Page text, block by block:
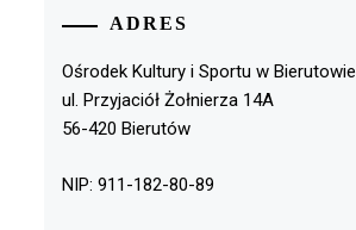
ADRES
Ośrodek Kultury i Sportu w Bierutowie
ul. Przyjaciół Żołnierza 14A
56-420 Bierutów
NIP: 911-182-80-89